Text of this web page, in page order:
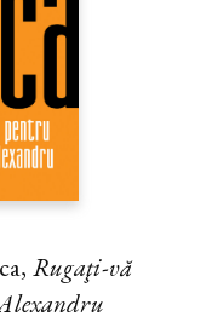
Rugaţi-vă